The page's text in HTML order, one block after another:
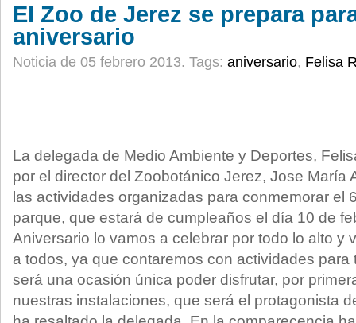
El Zoo de Jerez se prepara
aniversario
Noticia de 05 febrero 2013. Tags: aniversario, Felisa
La delegada de Medio Ambiente y Deportes,
por el director del Zoobotánico Jerez, Jose María
las actividades organizadas para conmemorar el
parque, que estará de cumpleaños el día 10 de
Aniversario lo vamos a celebrar por todo lo alto y
a todos, ya que contaremos con actividades para
será una ocasión única poder disfrutar, por
nuestras instalaciones, que será el protagonista